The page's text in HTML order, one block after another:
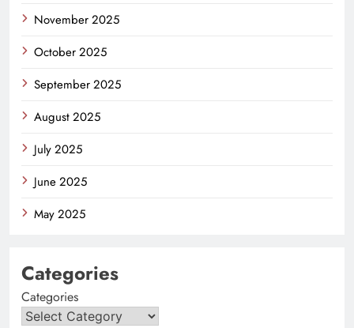
November 2025
October 2025
September 2025
August 2025
July 2025
June 2025
May 2025
Categories
Categories